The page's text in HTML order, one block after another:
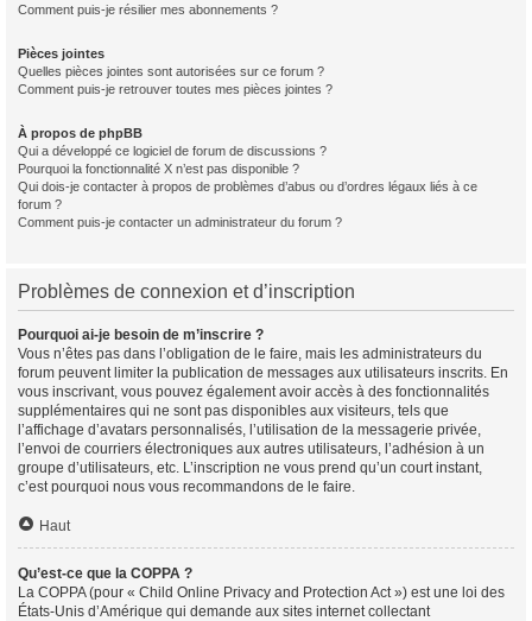
Comment puis-je résilier mes abonnements ?
Pièces jointes
Quelles pièces jointes sont autorisées sur ce forum ?
Comment puis-je retrouver toutes mes pièces jointes ?
À propos de phpBB
Qui a développé ce logiciel de forum de discussions ?
Pourquoi la fonctionnalité X n’est pas disponible ?
Qui dois-je contacter à propos de problèmes d’abus ou d’ordres légaux liés à ce
forum ?
Comment puis-je contacter un administrateur du forum ?
Problèmes de connexion et d’inscription
Pourquoi ai-je besoin de m’inscrire ?
Vous n’êtes pas dans l’obligation de le faire, mais les administrateurs du
forum peuvent limiter la publication de messages aux utilisateurs inscrits. En
vous inscrivant, vous pouvez également avoir accès à des fonctionnalités
supplémentaires qui ne sont pas disponibles aux visiteurs, tels que
l’affichage d’avatars personnalisés, l’utilisation de la messagerie privée,
l’envoi de courriers électroniques aux autres utilisateurs, l’adhésion à un
groupe d’utilisateurs, etc. L’inscription ne vous prend qu’un court instant,
c’est pourquoi nous vous recommandons de le faire.
Haut
Qu’est-ce que la COPPA ?
La COPPA (pour « Child Online Privacy and Protection Act ») est une loi des
États-Unis d’Amérique qui demande aux sites internet collectant